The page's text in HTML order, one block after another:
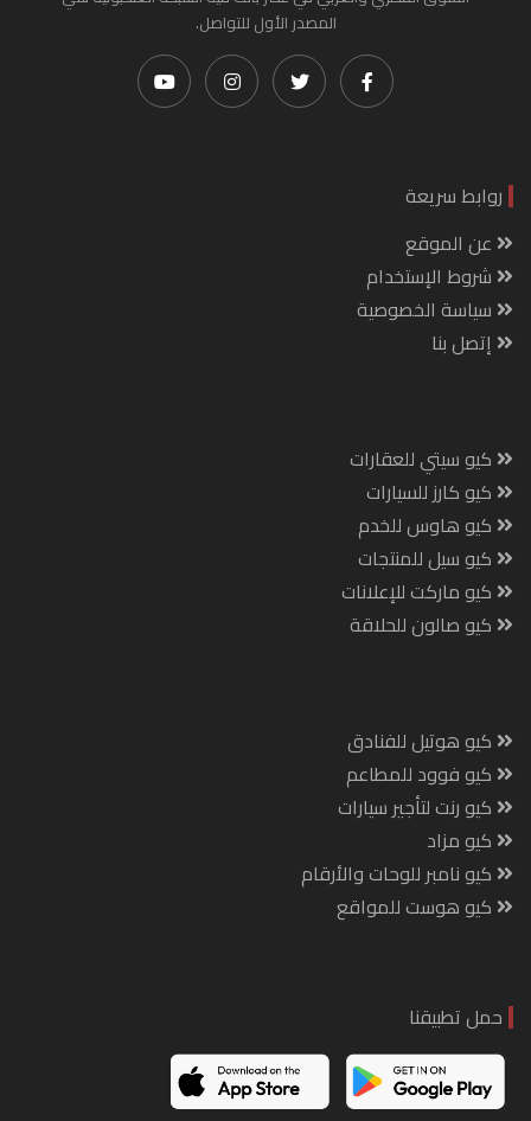
المصدر الأول للتواصل.
روابط سريعة
عن الموقع
شروط الإستخدام
سياسة الخصوصية
إتصل بنا
كيو سيتي للعقارات
كيو كارز للسيارات
كيو هاوس للخدم
كيو سيل للمنتجات
كيو ماركت للإعلانات
كيو صالون للحلاقة
كيو هوتيل للفنادق
كيو فوود للمطاعم
كيو رنت لتأجير سيارات
كيو مزاد
كيو نامبر للوحات والأرقام
كيو هوست للمواقع
حمل تطبيقنا